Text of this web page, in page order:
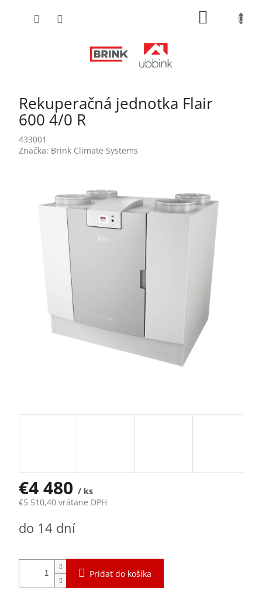
Rekuperačná jednotka Flair
600 4/0 R
433001
Značka: Brink Climate Systems
€4 480/ ks
€5 510,40 vrátane DPH
cena:
do 14 dní
Pridať do košíka